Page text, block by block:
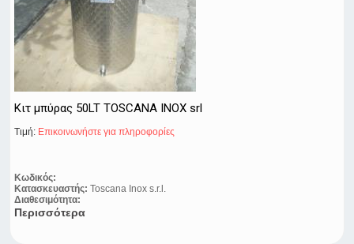
Κιτ μπύρας 50LT TOSCANA INOX srl
Τιμή: Eπικοινωνήστε για πληροφορίες
Κωδικός:
Κατασκευαστής: Toscana Inox s.r.l.
Διαθεσιμότητα:
Περισσότερα